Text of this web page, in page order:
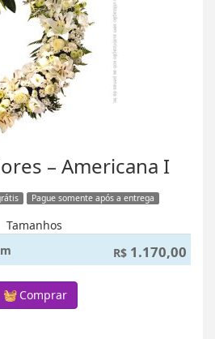
– Americana I
Pague somente após a entrega
Tamanhos
R$ 1.170,00
Comprar